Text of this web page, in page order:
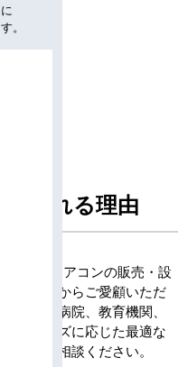
ばれる理由
業務用エアコンの販売・設
お客様からご愛顧いただ
工場、病院、教育機関、
やニーズに応じた最適な
軽にご相談ください。
。